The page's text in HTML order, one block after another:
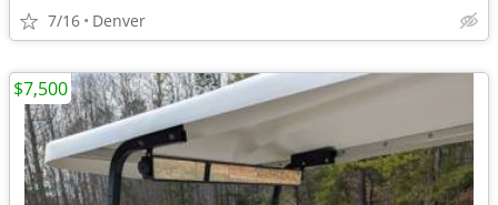
7/16 Denver
$7,500